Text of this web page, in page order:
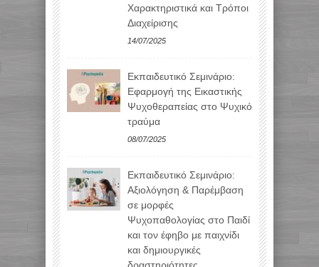
Χαρακτηριστικά και Τρόποι
Διαχείρισης
14/07/2025
Εκπαιδευτικό Σεμινάριο:
Εφαρμογή της Εικαστικής
Ψυχοθεραπείας στο Ψυχικό
τραύμα
08/07/2025
Εκπαιδευτικό Σεμινάριο:
Αξιολόγηση & Παρέμβαση
σε μορφές
Ψυχοπαθολογίας στο Παιδί
και τον έφηβο με παιχνίδι
και δημιουργικές